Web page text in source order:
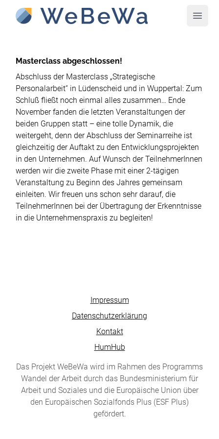
Masterclass abgeschlossen!
Abschluss der Masterclass „Strategische
Personalarbeit“ in Lüdenscheid und in Wuppertal: Zum
Schluß fließt noch einmal alles zusammen… Ende
November fanden die letzten Veranstaltungen der
beiden Gruppen statt – eine tolle Dynamik, die
weitergeht, denn der Abschluss der Seminarreihe ist
gleichzeitig der Auftakt zu den Entwicklungsprojekten
in den Unternehmen. Auf Wunsch der TeilnehmerInnen
werden wir die zweite Phase mit einer 2-tägigen
Veranstaltung zu Beginn des Jahres gemeinsam
einleiten. Wir freuen uns schon sehr darauf, die
TeilnehmerInnen bei der Übertragung der Erkenntnisse
in die Unternehmenspraxis zu begleiten!
Impressum
Datenschutzerklärung
Kontakt
HumHub
Das Projekt WeBeWa wird im Rahmen des Programms
Wandel der Arbeit durch das Bundesministerium für
Arbeit und Soziales und die Europäische Union über
den Europäischen Sozialfonds Plus (ESF Plus)
gefördert.